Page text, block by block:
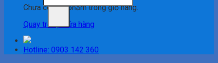
Chưa có sản phẩm trong giỏ hàng.
Quay trở lại cửa hàng
Hotline: 0903 142 360